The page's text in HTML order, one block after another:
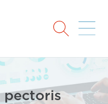
pectoris